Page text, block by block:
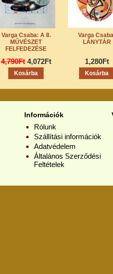
Varga Csaba: A 8.
MŰVÉSZET
FELFEDEZÉSE
4,790Ft 4,072Ft
Varga
LÁNYTÁR
1,280Ft
Információk
Rólunk
Szállítási információk
Adatvédelem
Általános Szerződési
Feltételek